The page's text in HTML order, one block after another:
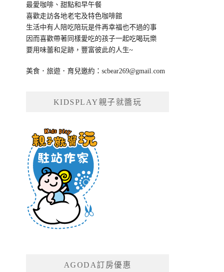
最愛咖啡、甜點和早午餐
喜歡走訪各地老宅及特色咖啡館
生活中有人陪吃陪玩是件再幸福也不過的事
因而喜歡帶著同樣愛吃的孩子一起吃喝玩樂
要用味蕾和足跡，豐富彼此的人生~
美食．旅遊．育兒邀約：scbear269@gmail.com
KIDSPLAY親子就醬玩
AGODA訂房優惠